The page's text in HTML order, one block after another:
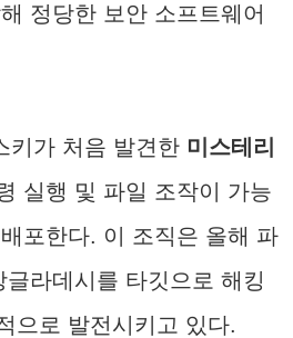
정당한 보안 소프트웨어
키가 처음 발견한 미스테리
실행 및 파일 조작이 가능
포한다. 이 조직은 올해 파
라데시를 타깃으로 해킹
으로 발전시키고 있다.